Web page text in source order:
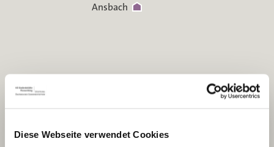
Diese Webseite verwendet Cookies
Ansbach